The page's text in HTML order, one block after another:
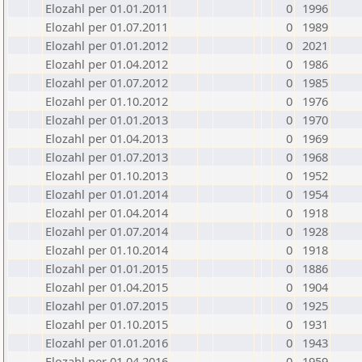
Elozahl per 01.01.2011 0
1996
Elozahl per 01.07.2011
0
1989
Elozahl per 01.01.2012
0 2021
Elozahl per 01.04.2012
0
1986
Elozahl per 01.07.2012
0
1985
Elozahl per 01.10.2012
0
1976
Elozahl per 01.01.2013
0
1970
Elozahl per 01.04.2013
0
1969
Elozahl per 01.07.2013
0
1968
Elozahl per 01.10.2013
0
1952
Elozahl per 01.01.2014
0
1954
Elozahl per 01.04.2014
0
1918
Elozahl per 01.07.2014
0
1928
Elozahl per 01.10.2014
0
1918
Elozahl per 01.01.2015
0
1886
Elozahl per 01.04.2015
0
1904
Elozahl per 01.07.2015
0
1925
Elozahl per 01.10.2015
0
1931
Elozahl per 01.01.2016
0
1943